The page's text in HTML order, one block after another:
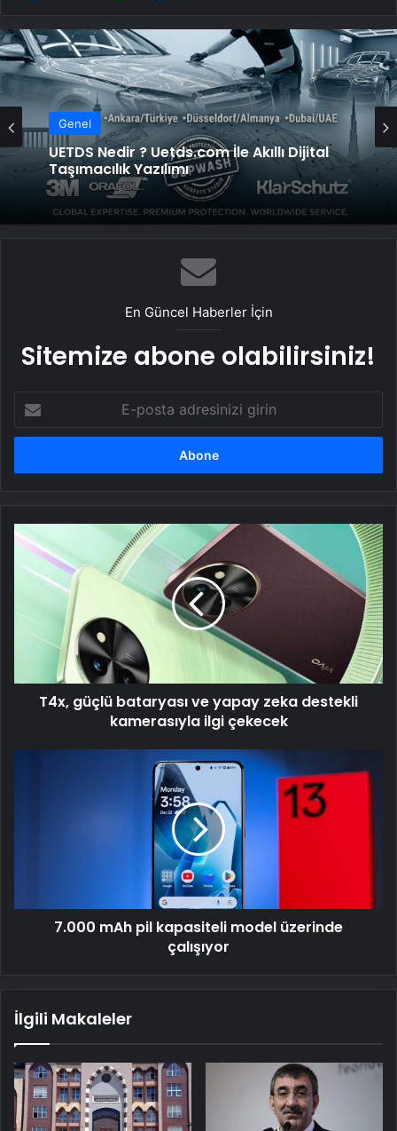
Genel
UETDS Nedir ? Uetds.com İle Akıllı Dijital
Taşımacılık Yazılımı
En Güncel Haberler İçin
Sitemize abone olabilirsiniz!
posta
adresinizi
T4x,
güçlü
bataryası
destekli
kamerasıyla
ilgi
çekecekT4x, güçlü bataryası ve yapay zeka destekli
kamerasıyla ilgi çekecek
7.000 mAh pil kapasiteli model üzerinde
çalışıyor
İlgili Makaleler